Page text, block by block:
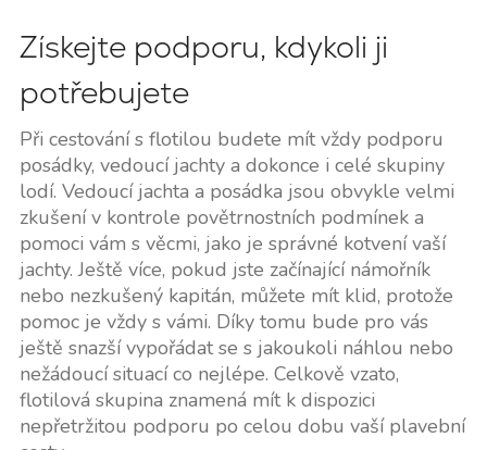
Získejte podporu, kdykoli ji
potřebujete
Při cestování s flotilou budete mít vždy podporu
posádky, vedoucí jachty a dokonce i celé skupiny
lodí. Vedoucí jachta a posádka jsou obvykle velmi
zkušení v kontrole povětrnostních podmínek a
pomoci vám s věcmi, jako je správné kotvení vaší
jachty. Ještě více, pokud jste začínající námořník
nebo nezkušený kapitán, můžete mít klid, protože
pomoc je vždy s vámi. Díky tomu bude pro vás
ještě snazší vypořádat se s jakoukoli náhlou nebo
nežádoucí situací co nejlépe. Celkově vzato,
flotilová skupina znamená mít k dispozici
nepřetržitou podporu po celou dobu vaší plavební